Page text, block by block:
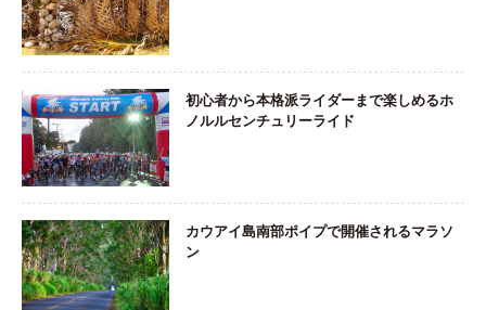
初心者から本格派ライダーまで楽しめるホ
ノルルセンチュリーライド
カウアイ島南部ポイプで開催されるマラソ
ン